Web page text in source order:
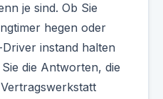
je sind. Ob Sie
hegen oder
instand halten
die Antworten, die